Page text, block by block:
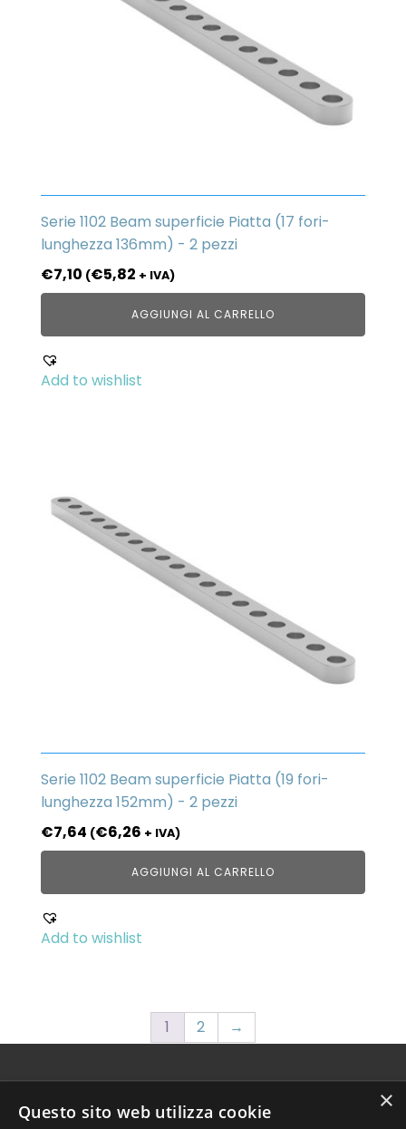
Serie 1102 Beam superficie Piatta (17 fori-
lunghezza 136mm) - 2 pezzi
€7,10 (€5,82 + IVA)
AGGIUNGI AL CARRELLO
Add to wishlist
Serie 1102 Beam superficie Piatta (19 fori-
lunghezza 152mm) - 2 pezzi
€7,64 (€6,26 + IVA)
AGGIUNGI AL CARRELLO
Add to wishlist
1 2 →
(+39) 351 838 6453 ×
Questo sito web utilizza cookie